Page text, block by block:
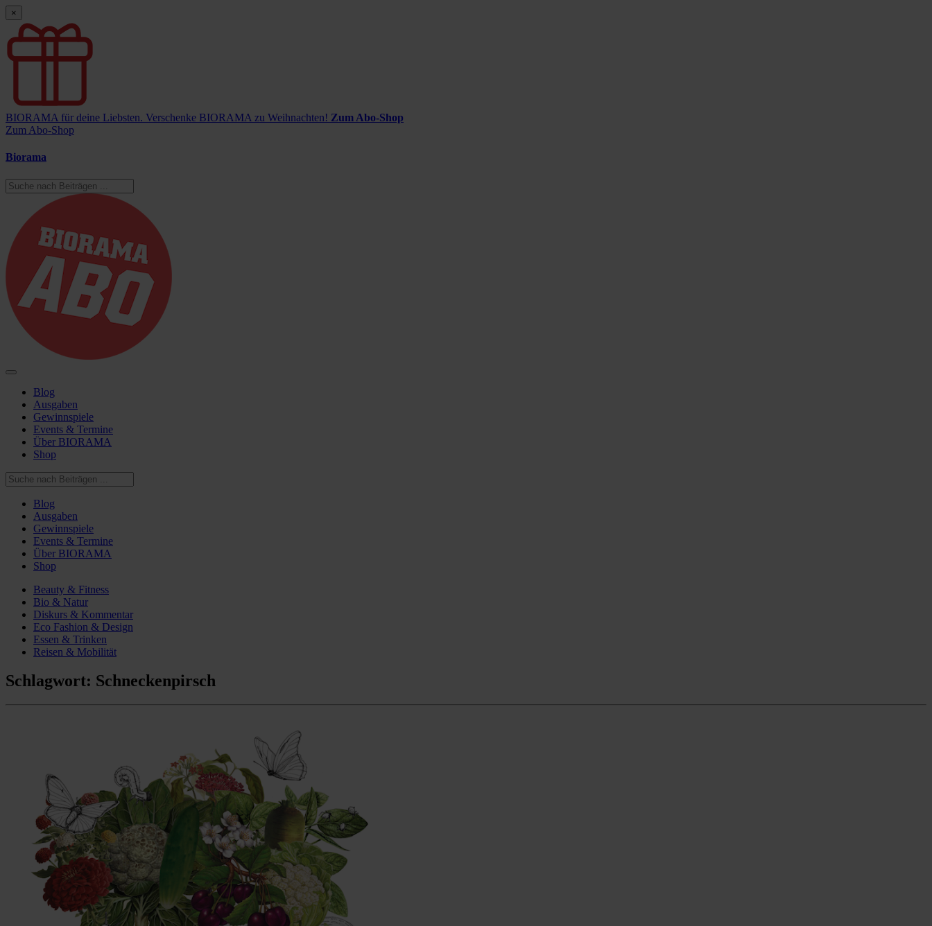
×
BIORAMA für deine Liebsten. Verschenke BIORAMA zu Weihnachten! Zum Abo-Shop
Zum Abo-Shop
Biorama
Blog
Ausgaben
Gewinnspiele
Events & Termine
Über BIORAMA
Shop
Blog
Ausgaben
Gewinnspiele
Events & Termine
Über BIORAMA
Shop
Beauty & Fitness
Bio & Natur
Diskurs & Kommentar
Eco Fashion & Design
Essen & Trinken
Reisen & Mobilität
Schlagwort: Schneckenpirsch